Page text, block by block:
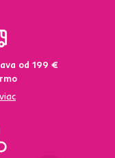
od 199 €